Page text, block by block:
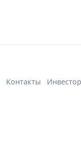
Контакты